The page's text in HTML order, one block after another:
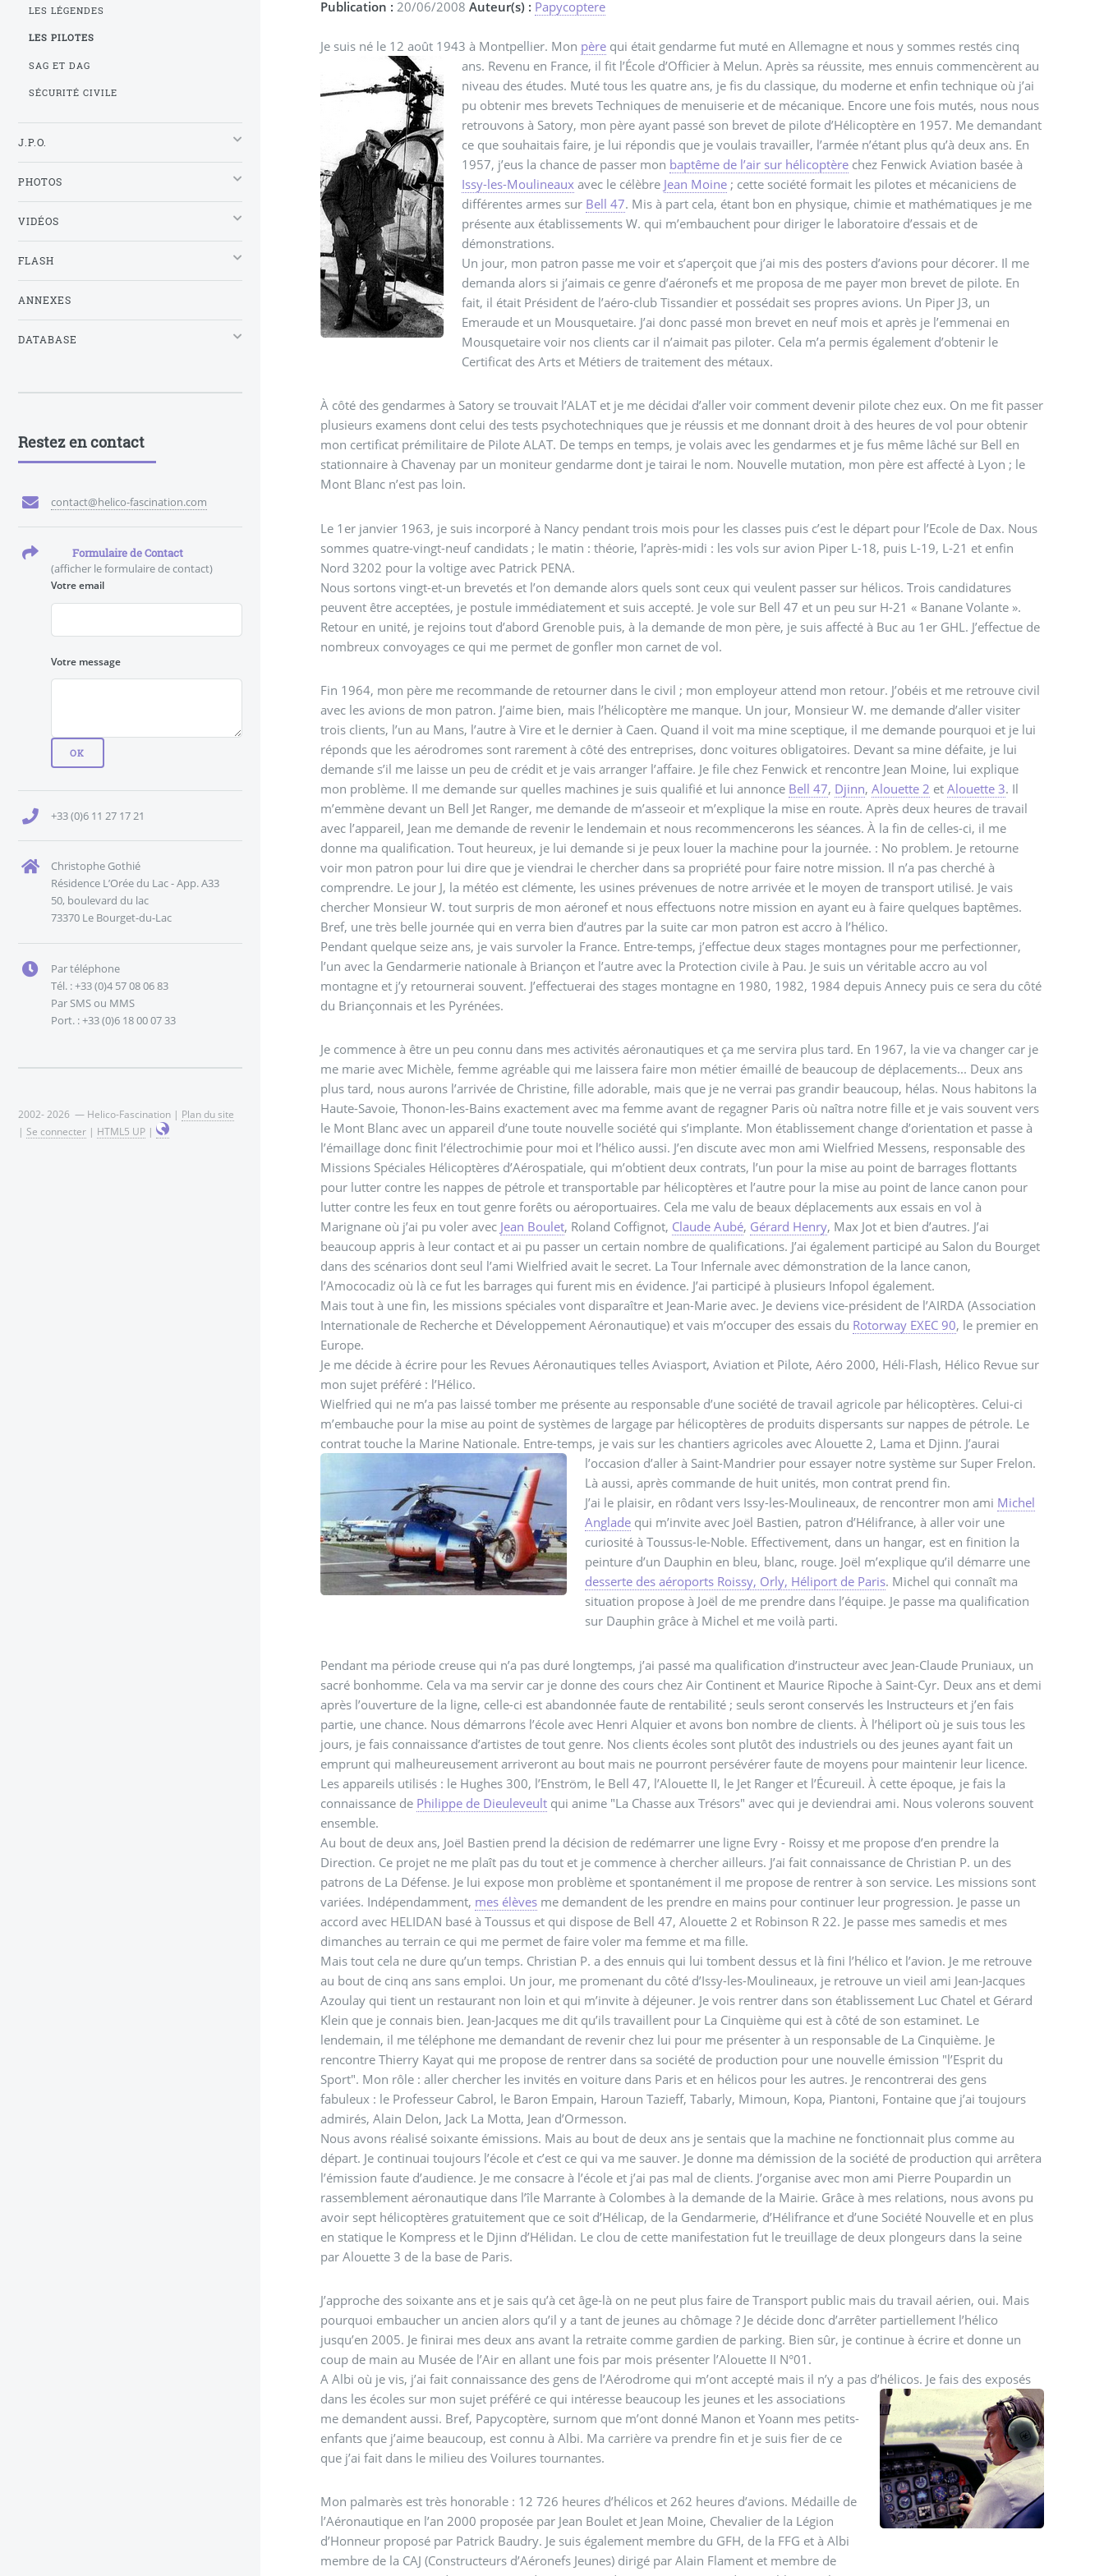
Publication : 20/06/2008Auteur(s) : Papycoptere
Je suis né le 12 août 1943 à Montpellier. Mon père qui était gendarme fut muté en Allemagne et nous y sommes restés cinq
ans. Revenu en France, il fit l’École d’Officier à Melun. Après sa réussite, mes ennuis commencèrent au
niveau des études. Muté tous les quatre ans, je fis du classique, du moderne et enfin technique où j’ai
pu obtenir mes brevets Techniques de menuiserie et de mécanique. Encore une fois mutés, nous nous
retrouvons à Satory, mon père ayant passé son brevet de pilote d’Hélicoptère en 1957. Me demandant
ce que souhaitais faire, je lui répondis que je voulais travailler, l’armée n’étant plus qu’à deux ans. En
1957, j’eus la chance de passer mon baptême de l’air sur hélicoptère chez Fenwick Aviation basée à
Issy-les-Moulineaux avec le célèbre Jean Moine ; cette société formait les pilotes et mécaniciens de
différentes armes sur Bell 47. Mis à part cela, étant bon en physique, chimie et mathématiques je me
présente aux établissements W. qui m’embauchent pour diriger le laboratoire d’essais et de
démonstrations.
Un jour, mon patron passe me voir et s’aperçoit que j’ai mis des posters d’avions pour décorer. Il me
demanda alors si j’aimais ce genre d’aéronefs et me proposa de me payer mon brevet de pilote. En
fait, il était Président de l’aéro-club Tissandier et possédait ses propres avions. Un Piper J3, un
Emeraude et un Mousquetaire. J’ai donc passé mon brevet en neuf mois et après je l’emmenai en
Mousquetaire voir nos clients car il n’aimait pas piloter. Cela m’a permis également d’obtenir le
Certificat des Arts et Métiers de traitement des métaux.
À côté des gendarmes à Satory se trouvait l’ALAT et je me décidai d’aller voir comment devenir pilote chez eux. On me fit passer
plusieurs examens dont celui des tests psychotechniques que je réussis et me donnant droit à des heures de vol pour obtenir
mon certificat prémilitaire de Pilote ALAT. De temps en temps, je volais avec les gendarmes et je fus même lâché sur Bell en
stationnaire à Chavenay par un moniteur gendarme dont je tairai le nom. Nouvelle mutation, mon père est affecté à Lyon ; le
Mont Blanc n’est pas loin.
Le 1er janvier 1963, je suis incorporé à Nancy pendant trois mois pour les classes puis c’est le départ pour l’Ecole de Dax. Nous
sommes quatre-vingt-neuf candidats ; le matin : théorie, l’après-midi : les vols sur avion Piper L-18, puis L-19, L-21 et enfin
Nord 3202 pour la voltige avec Patrick PENA.
Nous sortons vingt-et-un brevetés et l’on demande alors quels sont ceux qui veulent passer sur hélicos. Trois candidatures
peuvent être acceptées, je postule immédiatement et suis accepté. Je vole sur Bell 47 et un peu sur H-21 « Banane Volante ».
Retour en unité, je rejoins tout d’abord Grenoble puis, à la demande de mon père, je suis affecté à Buc au 1er GHL. J’effectue de
nombreux convoyages ce qui me permet de gonfler mon carnet de vol.
Fin 1964, mon père me recommande de retourner dans le civil ; mon employeur attend mon retour. J’obéis et me retrouve civil
avec les avions de mon patron. J’aime bien, mais l’hélicoptère me manque. Un jour, Monsieur W. me demande d’aller visiter
trois clients, l’un au Mans, l’autre à Vire et le dernier à Caen. Quand il voit ma mine sceptique, il me demande pourquoi et je lui
réponds que les aérodromes sont rarement à côté des entreprises, donc voitures obligatoires. Devant sa mine défaite, je lui
demande s’il me laisse un peu de crédit et je vais arranger l’affaire. Je file chez Fenwick et rencontre Jean Moine, lui explique
mon problème. Il me demande sur quelles machines je suis qualifié et lui annonce Bell 47, Djinn,Alouette 2 etAlouette 3. Il
m’emmène devant un Bell Jet Ranger, me demande de m’asseoir et m’explique la mise en route. Après deux heures de travail
avec l’appareil, Jean me demande de revenir le lendemain et nous recommencerons les séances. À la fin de celles-ci, il me
donne ma qualification. Tout heureux, je lui demande si je peux louer la machine pour la journée. : No problem. Je retourne
voir mon patron pour lui dire que je viendrai le chercher dans sa propriété pour faire notre mission. Il n’a pas cherché à
comprendre. Le jour J, la météo est clémente, les usines prévenues de notre arrivée et le moyen de transport utilisé. Je vais
chercher Monsieur W. tout surpris de mon aéronef et nous effectuons notre mission en ayant eu à faire quelques baptêmes.
Bref, une très belle journée qui en verra bien d’autres par la suite car mon patron est accro à l’hélico.
Pendant quelque seize ans, je vais survoler la France. Entre-temps, j’effectue deux stages montagnes pour me perfectionner,
l’un avec la Gendarmerie nationale à Briançon et l’autre avec la Protection civile à Pau. Je suis un véritable accro au vol
montagne et j’y retournerai souvent. J’effectuerai des stages montagne en 1980, 1982, 1984 depuis Annecy puis ce sera du côté
du Briançonnais et les Pyrénées.
Je commence à être un peu connu dans mes activités aéronautiques et ça me servira plus tard. En 1967, la vie va changer car je
me marie avec Michèle, femme agréable qui me laissera faire mon métier émaillé de beaucoup de déplacements... Deux ans
plus tard, nous aurons l’arrivée de Christine, fille adorable, mais que je ne verrai pas grandir beaucoup, hélas. Nous habitons la
Haute-Savoie, Thonon-les-Bains exactement avec ma femme avant de regagner Paris où naîtra notre fille et je vais souvent vers
le Mont Blanc avec un appareil d’une toute nouvelle société qui s’implante. Mon établissement change d’orientation et passe à
l’émaillage donc finit l’électrochimie pour moi et l’hélico aussi. J’en discute avec mon ami Wielfried Messens, responsable des
Missions Spéciales Hélicoptères d’Aérospatiale, qui m’obtient deux contrats, l’un pour la mise au point de barrages flottants
pour lutter contre les nappes de pétrole et transportable par hélicoptères et l’autre pour la mise au point de lance canon pour
lutter contre les feux en tout genre forêts ou aéroportuaires. Cela me valu de beaux déplacements aux essais en vol à
Marignane où j’ai pu voler avec Jean Boulet, Roland Coffignot, Claude Aubé, Gérard Henry, Max Jot et bien d’autres. J’ai
beaucoup appris à leur contact et ai pu passer un certain nombre de qualifications. J’ai également participé au Salon du Bourget
dans des scénarios dont seul l’ami Wielfried avait le secret. La Tour Infernale avec démonstration de la lance canon,
l’Amococadiz où là ce fut les barrages qui furent mis en évidence. J’ai participé à plusieurs Infopol également.
Mais tout à une fin, les missions spéciales vont disparaître et Jean-Marie avec. Je deviens vice-président de l’AIRDA (Association
Internationale de Recherche et Développement Aéronautique) et vais m’occuper des essais du Rotorway EXEC 90, le premier en
Europe.
Je me décide à écrire pour les Revues Aéronautiques telles Aviasport, Aviation et Pilote, Aéro 2000, Héli-Flash, Hélico Revue sur
mon sujet préféré : l’Hélico.
Wielfried qui ne m’a pas laissé tomber me présente au responsable d’une société de travail agricole par hélicoptères. Celui-ci
m’embauche pour la mise au point de systèmes de largage par hélicoptères de produits dispersants sur nappes de pétrole. Le
contrat touche la Marine Nationale. Entre-temps, je vais sur les chantiers agricoles avec Alouette 2, Lama et Djinn. J’aurai
l’occasion d’aller à Saint-Mandrier pour essayer notre système sur Super Frelon.
Là aussi, après commande de huit unités, mon contrat prend fin.
J’ai le plaisir, en rôdant vers Issy-les-Moulineaux, de rencontrer mon ami Michel
Anglade qui m’invite avec Joël Bastien, patron d’Hélifrance, à aller voir une
curiosité à Toussus-le-Noble. Effectivement, dans un hangar, est en finition la
peinture d’un Dauphin en bleu, blanc, rouge. Joël m’explique qu’il démarre une
desserte des aéroports Roissy, Orly, Héliport de Paris. Michel qui connaît ma
situation propose à Joël de me prendre dans l’équipe. Je passe ma qualification
sur Dauphin grâce à Michel et me voilà parti.
Pendant ma période creuse qui n’a pas duré longtemps, j’ai passé ma qualification d’instructeur avec Jean-Claude Pruniaux, un
sacré bonhomme. Cela va ma servir car je donne des cours chez Air Continent et Maurice Ripoche à Saint-Cyr. Deux ans et demi
après l’ouverture de la ligne, celle-ci est abandonnée faute de rentabilité ; seuls seront conservés les Instructeurs et j’en fais
partie, une chance. Nous démarrons l’école avec Henri Alquier et avons bon nombre de clients. À l’héliport où je suis tous les
jours, je fais connaissance d’artistes de tout genre. Nos clients écoles sont plutôt des industriels ou des jeunes ayant fait un
emprunt qui malheureusement arriveront au bout mais ne pourront persévérer faute de moyens pour maintenir leur licence.
Les appareils utilisés : le Hughes 300, l’Enström, le Bell 47, l’Alouette II, le Jet Ranger et l’Écureuil. À cette époque, je fais la
connaissance de Philippe de Dieuleveult qui anime "La Chasse aux Trésors" avec qui je deviendrai ami. Nous volerons souvent
ensemble.
Au bout de deux ans, Joël Bastien prend la décision de redémarrer une ligne Evry - Roissy et me propose d’en prendre la
Direction. Ce projet ne me plaît pas du tout et je commence à chercher ailleurs. J’ai fait connaissance de Christian P. un des
patrons de La Défense. Je lui expose mon problème et spontanément il me propose de rentrer à son service. Les missions sont
variées. Indépendamment, mes élèves me demandent de les prendre en mains pour continuer leur progression. Je passe un
accord avec HELIDAN basé à Toussus et qui dispose de Bell 47, Alouette 2 et Robinson R 22. Je passe mes samedis et mes
dimanches au terrain ce qui me permet de faire voler ma femme et ma fille.
Mais tout cela ne dure qu’un temps. Christian P. a des ennuis qui lui tombent dessus et là fini l’hélico et l’avion. Je me retrouve
au bout de cinq ans sans emploi. Un jour, me promenant du côté d’Issy-les-Moulineaux, je retrouve un vieil ami Jean-Jacques
Azoulay qui tient un restaurant non loin et qui m’invite à déjeuner. Je vois rentrer dans son établissement Luc Chatel et Gérard
Klein que je connais bien. Jean-Jacques me dit qu’ils travaillent pour La Cinquième qui est à côté de son estaminet. Le
lendemain, il me téléphone me demandant de revenir chez lui pour me présenter à un responsable de La Cinquième. Je
rencontre Thierry Kayat qui me propose de rentrer dans sa société de production pour une nouvelle émission "l’Esprit du
Sport". Mon rôle : aller chercher les invités en voiture dans Paris et en hélicos pour les autres. Je rencontrerai des gens
fabuleux : le Professeur Cabrol, le Baron Empain, Haroun Tazieff, Tabarly, Mimoun, Kopa, Piantoni, Fontaine que j’ai toujours
admirés, Alain Delon, Jack La Motta, Jean d’Ormesson.
Nous avons réalisé soixante émissions. Mais au bout de deux ans je sentais que la machine ne fonctionnait plus comme au
départ. Je continuai toujours l’école et c’est ce qui va me sauver. Je donne ma démission de la société de production qui arrêtera
l’émission faute d’audience. Je me consacre à l’école et j’ai pas mal de clients. J’organise avec mon ami Pierre Poupardin un
rassemblement aéronautique dans l’île Marrante à Colombes à la demande de la Mairie. Grâce à mes relations, nous avons pu
avoir sept hélicoptères gratuitement que ce soit d’Hélicap, de la Gendarmerie, d’Hélifrance et d’une Société Nouvelle et en plus
en statique le Kompress et le Djinn d’Hélidan. Le clou de cette manifestation fut le treuillage de deux plongeurs dans la seine
par Alouette 3 de la base de Paris.
J’approche des soixante ans et je sais qu’à cet âge-là on ne peut plus faire de Transport public mais du travail aérien, oui. Mais
pourquoi embaucher un ancien alors qu’il y a tant de jeunes au chômage ? Je décide donc d’arrêter partiellement l’hélico
jusqu’en 2005. Je finirai mes deux ans avant la retraite comme gardien de parking. Bien sûr, je continue à écrire et donne un
coup de main au Musée de l’Air en allant une fois par mois présenter l’Alouette II N°01.
A Albi où je vis, j’ai fait connaissance des gens de l’Aérodrome qui m’ont accepté mais il n’y a pas d’hélicos. Je fais des exposés
dans les écoles sur mon sujet préféré ce qui intéresse beaucoup les jeunes et les associations
me demandent aussi. Bref, Papycoptère, surnom que m’ont donné Manon et Yoann mes petits-
enfants que j’aime beaucoup, est connu à Albi. Ma carrière va prendre fin et je suis fier de ce
que j’ai fait dans le milieu des Voilures tournantes.
Mon palmarès est très honorable : 12 726 heures d’hélicos et 262 heures d’avions. Médaille de
l’Aéronautique en l’an 2000 proposée par Jean Boulet et Jean Moine, Chevalier de la Légion
d’Honneur proposé par Patrick Baudry. Je suis également membre du GFH, de la FFG et à Albi
membre de la CAJ (Constructeurs d’Aéronefs Jeunes) dirigé par Alain Flament et membre de
LES LÉGENDES
LES PILOTES
SAG ET DAG
SÉCURITÉ CIVILE
J.P.O.
PHOTOS
VIDÉOS
FLASH
ANNEXES
DATABASE
Restez en contact
contact@helico-fascination.com
Formulaire de Contact
(afficher le formulaire de contact)
Votre email
Votre message
+33 (0)6 11 27 17 21
Christophe Gothié
Résidence L’Orée du Lac - App. A33
50, boulevard du lac
73370 Le Bourget-du-Lac
Par téléphone
Tél. : +33 (0)4 57 08 06 83
Par SMS ou MMS
Port. : +33 (0)6 18 00 07 33
2002- 2026 — Helico-Fascination | Plan du site
| Se connecter | HTML5 UP |